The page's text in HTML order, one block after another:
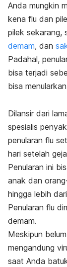
Anda mungkin
kena flu dan
pilek sekarang,
demam, dan
Padahal,
bisa terjadi
bisa
Dilansir dari
spesialis
penularan flu
hari setelah
Penularan ini
anak dan
hingga lebih
Penularan flu
demam.
Meskipun
mengandung
saat Anda